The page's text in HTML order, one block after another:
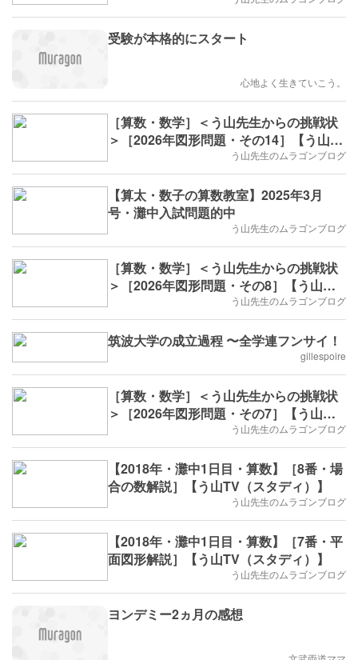
受験が本格的にスタート
心地よく生きていこう。
［算数・数学］＜う山先生からの挑戦状
＞［2026年図形問題・その14］【う山先
う山先生のムラゴンブログ
【算太・数子の算数教室】2025年3月
号・灘中入試問題的中
う山先生のムラゴンブログ
［算数・数学］＜う山先生からの挑戦状
＞［2026年図形問題・その8］【う山先
う山先生のムラゴンブログ
筑波大学の成立過程 〜全学連フンサイ！
gillespoire
［算数・数学］＜う山先生からの挑戦状
＞［2026年図形問題・その7］【う山先
う山先生のムラゴンブログ
【2018年・灘中1日目・算数】［8番・場
合の数解説］【う山TV（スタディ）】
う山先生のムラゴンブログ
【2018年・灘中1日目・算数】［7番・平
面図形解説］【う山TV（スタディ）】
う山先生のムラゴンブログ
ヨンデミー2ヵ月の感想